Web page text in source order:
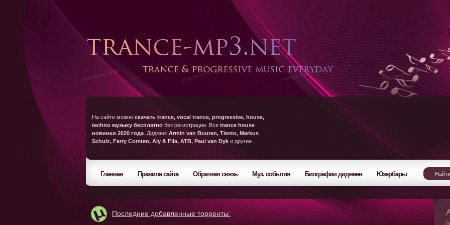
На сайте можно скачать trance, vocal trance, progressive, house,
techno музыку бесплатно без регистрации. Все trance house
новинки 2020 года . Диджеи: Armin van Buuren, Tiesto, Markus
Schulz, Ferry Corsten, Aly & Fila, ATB, Paul van Dyk и другие.
Главная Правила сайта Обратная связь Муз. события Биографии диджеев Юзербары
Последние добавленные торренты: